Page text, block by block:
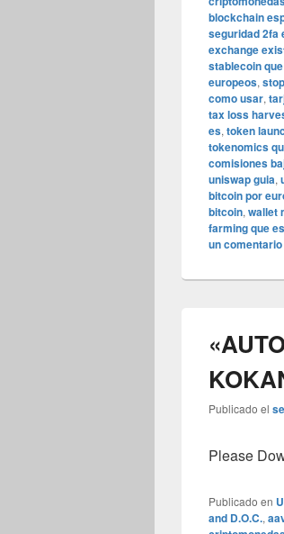
blockchain
seguridad 2fa
exchange
stablecoin
europeos,
como usar,
tax loss
es, token
tokenomics
comisiones
uniswap guia,
bitcoin por
bitcoin, wallet
farming que es
un comentario
Publicado el
Please
Publicado en
and D.O.C.,